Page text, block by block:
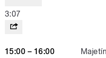
3:07
15:00 – 16:00